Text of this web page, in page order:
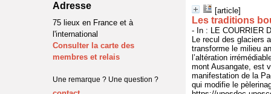
[article]
Les traditions
- In : LE COURRIER
Le recul des glaciers
transforme le milieu
l’altération
mont Ausangate, est
manifestation de la
qui modifie le
Adresse
75 lieux en France et à
l'international
Consulter la carte des
membres et relais
Une remarque ? Une question ?